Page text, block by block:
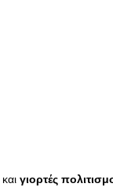
και γιορτές